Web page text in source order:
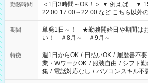
勤務時間
＜1日3時間～OK！＞ ▼ 例えば… ▼ 15:00～18:00 15:00～
22:00 17:00～22:00 など こちら以外の時間もお気軽にご相談く
ださい！
期間
単発1日～！ ★勤務開始日や期間は
い！ ＃8月～ ＃9月～
特徴 週1日からOK / 日払いOK / 履歴書不要
業・WワークOK / 服装自由 / シフト勤
集 / 電話対応なし / パソコンスキル不